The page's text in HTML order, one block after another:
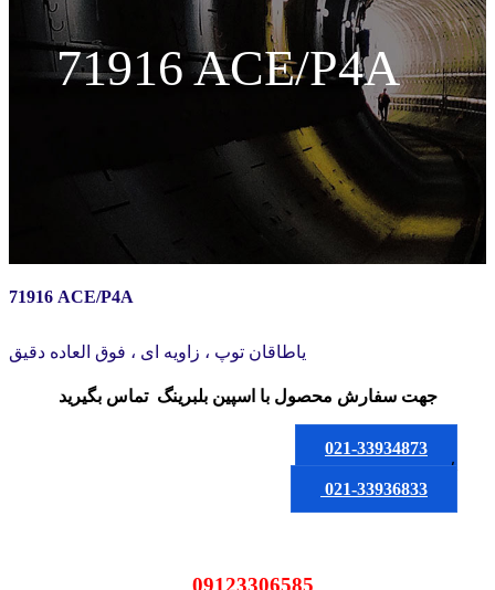
71916 ACE/P4A
71916 ACE/P4A
یاطاقان توپ ، زاویه ای ، فوق العاده دقیق
جهت سفارش محصولبا اسپین بلبرینگ تماس بگیرید
021-33934873
یا
021-33936833